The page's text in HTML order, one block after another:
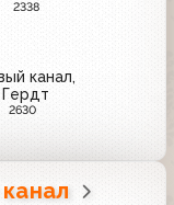
2338
канал,
2630